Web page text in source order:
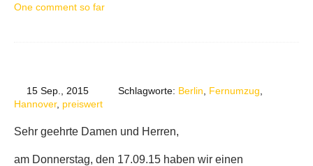
One comment so far
15 Sep., 2015 Schlagworte: Berlin Fernumzug
Hannover, preiswert
Sehr geehrte Damen und Herren,
am Donnerstag, den 17.09.15 haben wir einen